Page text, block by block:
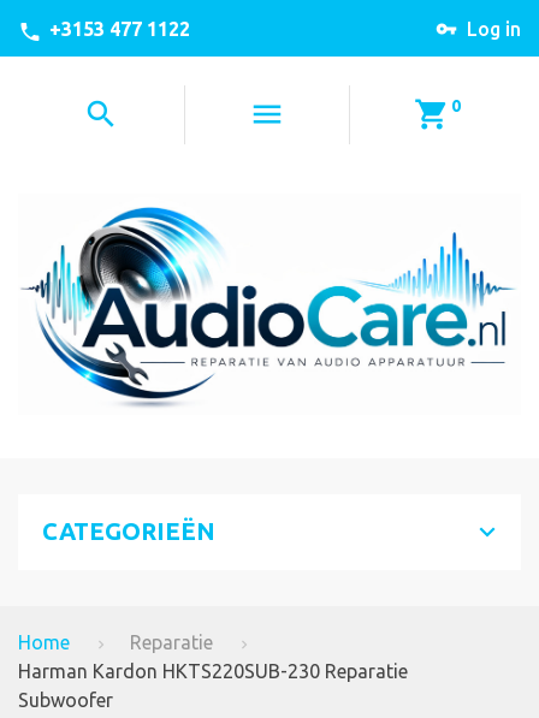
Log in
+3153 477 1122
0
CATEGORIEËN
Home
Reparatie
Harman Kardon HKTS220SUB-230 Reparatie
Subwoofer